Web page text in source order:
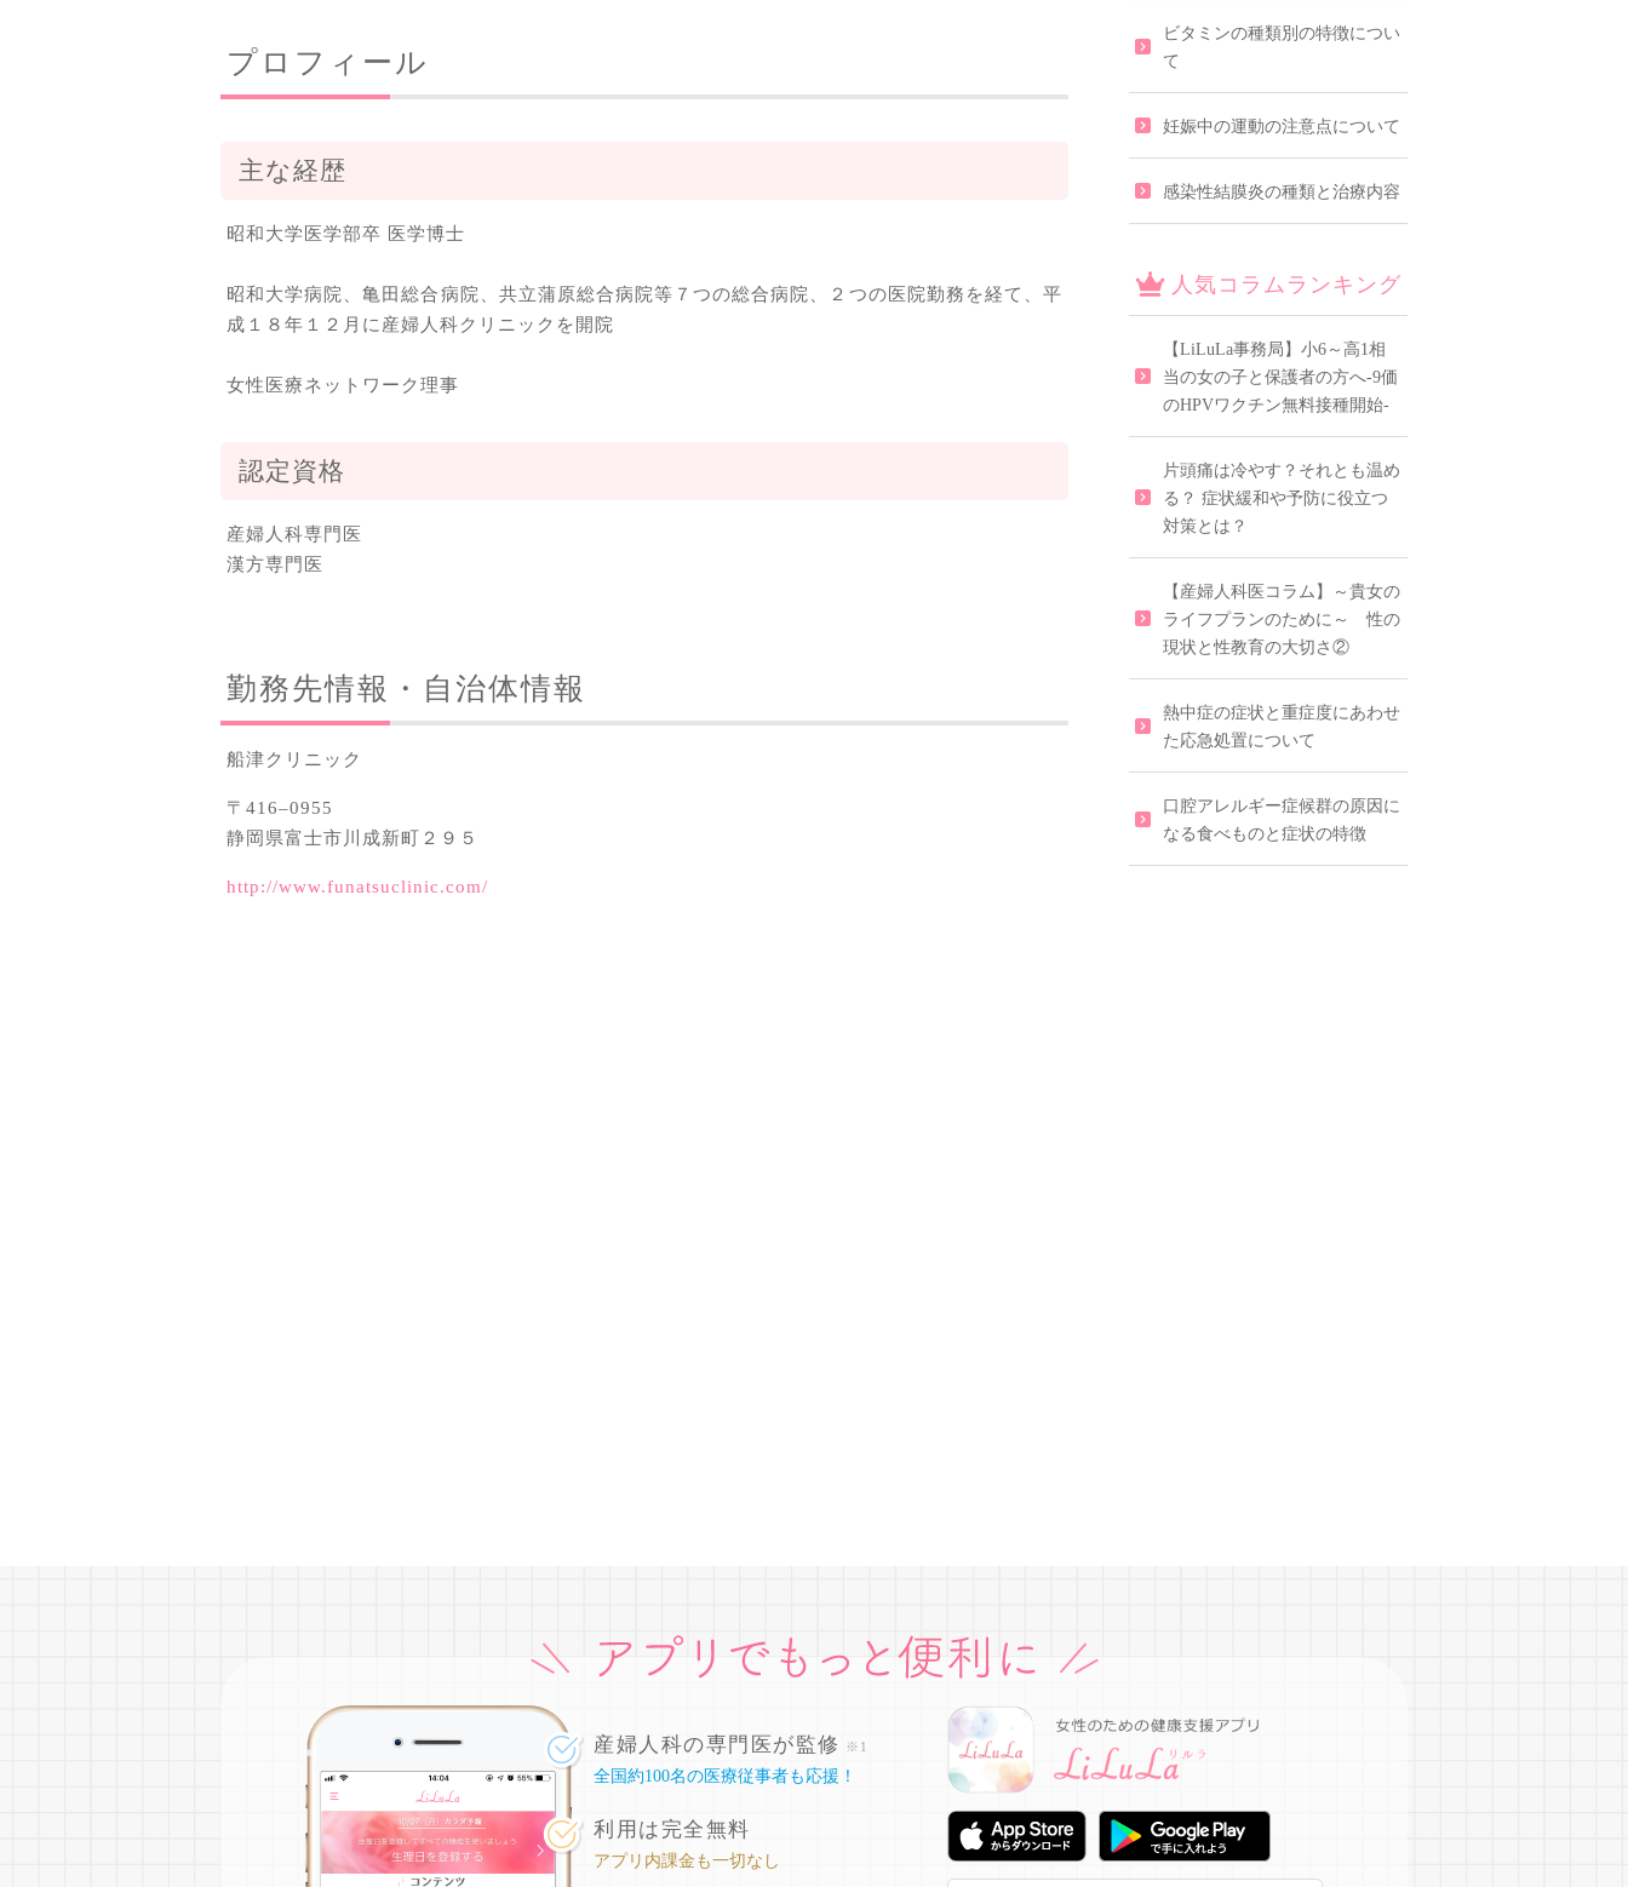
プロフィール
主な経歴
昭和大学医学部卒 医学博士
昭和大学病院、亀田総合病院、共立蒲原総合病院等７つの総合病院、２つの医院勤務を経て、平
成１８年１２月に産婦人科クリニックを開院
女性医療ネットワーク理事
認定資格
産婦人科専門医
漢方専門医
勤務先情報・自治体情報
船津クリニック
〒416–0955
静岡県富士市川成新町２９５
http://www.funatsuclinic.com/
ビタミンの種類別の特徴につい
て
妊娠中の運動の注意点について
感染性結膜炎の種類と治療内容
人気コラムランキング
【LiLuLa事務局】小6～高1相
当の女の子と保護者の方へ-9価
のHPVワクチン無料接種開始-
片頭痛は冷やす？それとも温め
る？ 症状緩和や予防に役立つ
対策とは？
【産婦人科医コラム】～貴女の
ライフプランのために～ 性の
現状と性教育の大切さ②
熱中症の症状と重症度にあわせ
た応急処置について
口腔アレルギー症候群の原因に
なる食べものと症状の特徴
産婦人科の専門医が監修 ※1
全国約100名の医療従事者も応援！
利用は完全無料
アプリ内課金も一切なし